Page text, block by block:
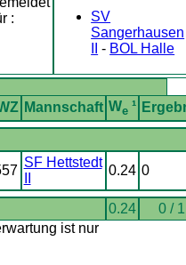
:
SV
Sangerhausen
- BOL Halle
Mannschaft We¹
SF Hettstedt
0.24 0
0.24
0 / 1
ist nur